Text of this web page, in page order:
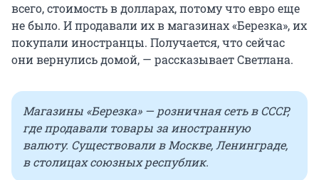
всего, стоимость в долларах, потому что евро еще
не было. И продавали их в магазинах «Березка», их
покупали иностранцы. Получается, что сейчас
они вернулись домой, — рассказывает Светлана.
Магазины «Березка» — розничная сеть в СССР,
где продавали товары за иностранную
валюту. Существовали в Москве, Ленинграде,
в столицах союзных республик.